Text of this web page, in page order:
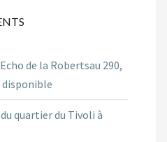
de la Robertsau 290,
disponible
quartier du Tivoli à